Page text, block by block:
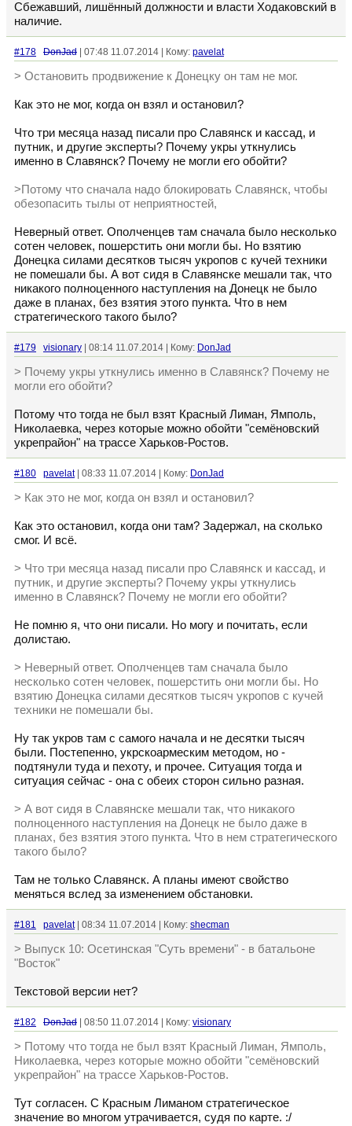
Сбежавший, лишённый должности и власти Ходаковский в
наличие.
#178 DonJad | 07:48 11.07.2014 | Кому: pavelat
> Остановить продвижение к Донецку он там не мог.
Как это не мог, когда он взял и остановил?
Что три месяца назад писали про Славянск и кассад, и
путник, и другие эксперты? Почему укры уткнулись
именно в Славянск? Почему не могли его обойти?
>Потому что сначала надо блокировать Славянск, чтобы
обезопасить тылы от неприятностей,
Неверный ответ. Ополченцев там сначала было несколько
сотен человек, пошерстить они могли бы. Но взятию
Донецка силами десятков тысяч укропов с кучей техники
не помешали бы. А вот сидя в Славянске мешали так, что
никакого полноценного наступления на Донецк не было
даже в планах, без взятия этого пункта. Что в нем
стратегического такого было?
#179 visionary | 08:14 11.07.2014 | Кому: DonJad
> Почему укры уткнулись именно в Славянск? Почему не
могли его обойти?
Потому что тогда не был взят Красный Лиман, Ямполь,
Николаевка, через которые можно обойти "семёновский
укрепрайон" на трассе Харьков-Ростов.
#180 pavelat| 08:33 11.07.2014 | Кому: DonJad
> Как это не мог, когда он взял и остановил?
Как это остановил, когда они там? Задержал, на сколько
смог. И всё.
> Что три месяца назад писали про Славянск и кассад, и
путник, и другие эксперты? Почему укры уткнулись
именно в Славянск? Почему не могли его обойти?
Не помню я, что они писали. Но могу и почитать, если
долистаю.
> Неверный ответ. Ополченцев там сначала было
несколько сотен человек, пошерстить они могли бы. Но
взятию Донецка силами десятков тысяч укропов с кучей
техники не помешали бы.
Ну так укров там с самого начала и не десятки тысяч
были. Постепенно, укрскоармеским методом, но -
подтянули туда и пехоту, и прочее. Ситуация тогда и
ситуация сейчас - она с обеих сторон сильно разная.
> А вот сидя в Славянске мешали так, что никакого
полноценного наступления на Донецк не было даже в
планах, без взятия этого пункта. Что в нем стратегического
такого было?
Там не только Славянск. А планы имеют свойство
меняться вслед за изменением обстановки.
#181 pavelat| 08:34 11.07.2014 | Кому: shecman
> Выпуск 10: Осетинская "Суть времени" - в батальоне
"Восток"
Текстовой версии нет?
#182 DonJad | 08:50 11.07.2014 | Кому: visionary
> Потому что тогда не был взят Красный Лиман, Ямполь,
Николаевка, через которые можно обойти "семёновский
укрепрайон" на трассе Харьков-Ростов.
Тут согласен. С Красным Лиманом стратегическое
значение во многом утрачивается, судя по карте. :/